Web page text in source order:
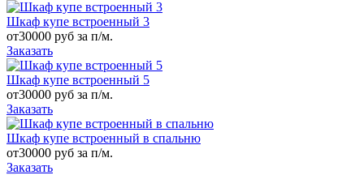
Шкаф купе встроенный 3
от30000 руб за п/м.
Заказать
Шкаф купе встроенный 5
от30000 руб за п/м.
Заказать
Шкаф купе встроенный в спальню
от30000 руб за п/м.
Заказать